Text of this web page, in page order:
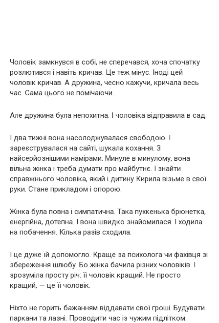
Чоловік замкнувся в собі, не сперечався, хоча спочатку
розлютився і навіть кричав. Це теж мінус. Іноді цей
чоловік кричав. А дружина, чесно кажучи, кричала весь
час. Сама цього не помічаючи…
Але дружина була непохитна. І чоловіка відправила в сад.
І два тижні вона насолоджувалася свободою. І
зареєструвалася на сайті, шукала кохання. З
найсерйознішими намірами. Минуле в минулому, вона
вільна жінка і треба думати про майбутнє. І знайти
справжнього чоловіка, який і дитину Кирила візьме в свої
руки. Стане прикладом і опорою.
Жінка була повна і симпатична. Така пухкенька брюнетка,
енергійна, дотепна. І вона швидко знайомилася. І ходила
на побачення. Кілька разів сходила.
І це дуже їй допомогло. Краще за психолога чи фахівця зі
збереження шлюбу. Бо жінка бачила різних чоловіків. І
зрозуміла просту річ: її чоловік кращий. Не просто
кращий, — це її чоловік.
Ніхто не горить бажанням віддавати свої гроші. Будувати
паркани та лазні. Проводити час із чужим підлітком.